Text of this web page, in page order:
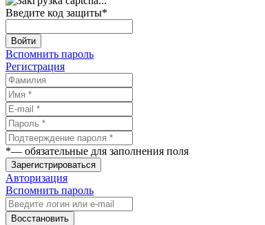
Введите код защиты*
Войти
Вспомнить пароль
Регистрация
*— обязательные для заполнения поля
Зарегистрироваться
Авторизация
Вспомнить пароль
Восстановить